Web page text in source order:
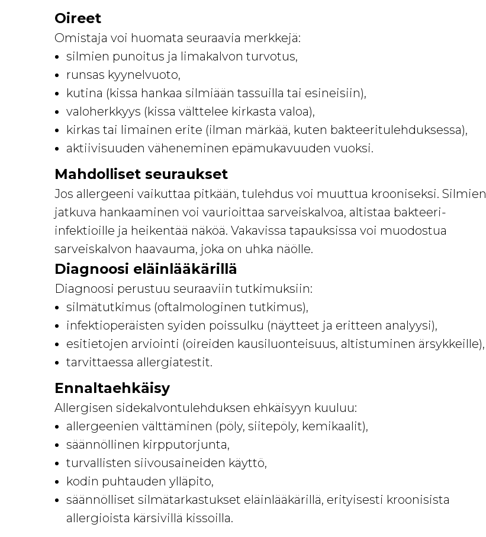
Oireet
Omistaja voi huomata seuraavia merkkejä:
silmien punoitus ja limakalvon turvotus,
runsas kyynelvuoto,
kutina (kissa hankaa silmiään tassuilla tai esineisiin),
valoherkkyys (kissa välttelee kirkasta valoa),
kirkas tai limainen erite (ilman märkää, kuten bakteeritulehduksessa),
aktiivisuuden väheneminen epämukavuuden vuoksi.
Mahdolliset seuraukset
Jos allergeeni vaikuttaa pitkään, tulehdus voi muuttua krooniseksi. Silmien
jatkuva hankaaminen voi vaurioittaa sarveiskalvoa, altistaa bakteeri-
infektioille ja heikentää näköä. Vakavissa tapauksissa voi muodostua
sarveiskalvon haavauma, joka on uhka näölle.
Diagnoosi eläinlääkärillä
Diagnoosi perustuu seuraaviin tutkimuksiin:
silmätutkimus (oftalmologinen tutkimus),
infektioperäisten syiden poissulku (näytteet ja eritteen analyysi),
esitietojen arviointi (oireiden kausiluonteisuus, altistuminen ärsykkeille),
tarvittaessa allergiatestit.
Ennaltaehkäisy
Allergisen sidekalvontulehduksen ehkäisyyn kuuluu:
allergeenien välttäminen (pöly, siitepöly, kemikaalit),
säännöllinen kirpputorjunta,
turvallisten siivousaineiden käyttö,
kodin puhtauden ylläpito,
säännölliset silmätarkastukset eläinlääkärillä, erityisesti kroonisista
allergioista kärsivillä kissoilla.